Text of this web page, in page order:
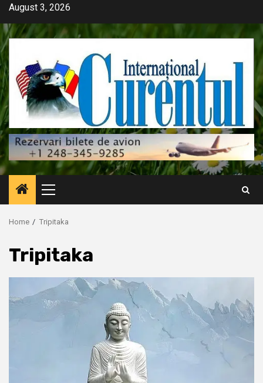
Skip
content
August 3, 2026
Primary
Menu
Home Tripitaka
Tripitaka